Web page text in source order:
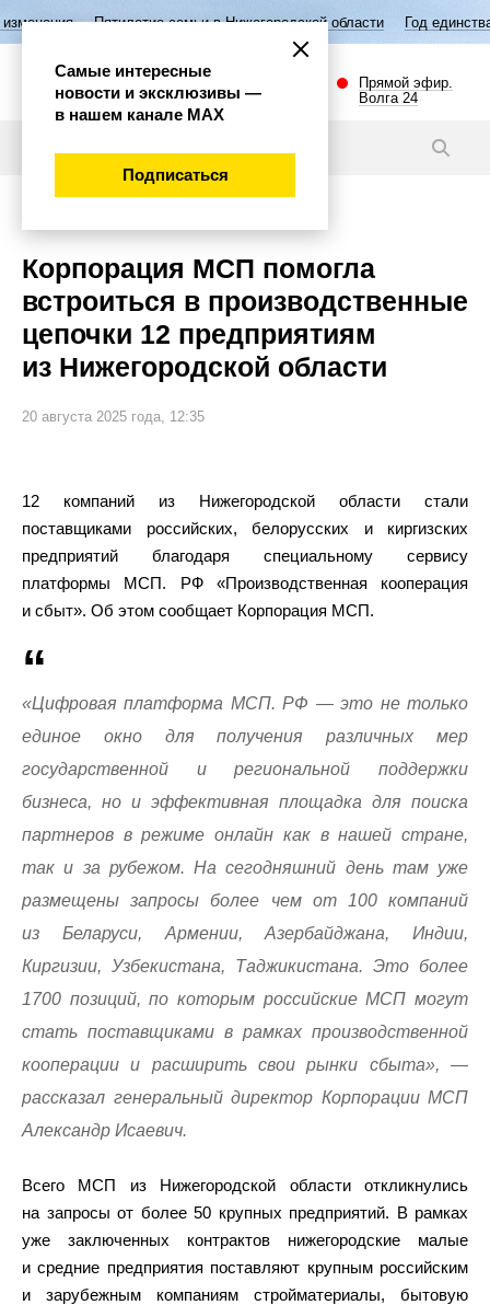
Пятилетие семьи в Нижегородской области Год единства народов
Прямой эфир.
Волга 24
Корпорация МСП помогла
встроиться в производственные
цепочки 12 предприятиям
из Нижегородской области
20 августа 2025 года, 12:35
12 компаний из Нижегородской области стали
поставщиками российских, белорусских и киргизских
предприятий благодаря специальному сервису
платформы МСП. РФ «Производственная кооперация
и сбыт». Об этом сообщает Корпорация МСП.
«Цифровая платформа МСП. РФ — это не только
единое окно для получения различных мер
государственной и региональной поддержки
бизнеса, но и эффективная площадка для поиска
партнеров в режиме онлайн как в нашей стране,
так и за рубежом. На сегодняшний день там уже
размещены запросы более чем от 100 компаний
из Беларуси, Армении, Азербайджана, Индии,
Киргизии, Узбекистана, Таджикистана. Это более
1700 позиций, по которым российские МСП могут
стать поставщиками в рамках производственной
кооперации и расширить свои рынки сбыта», —
рассказал генеральный директор Корпорации МСП
Александр Исаевич.
Всего МСП из Нижегородской области откликнулись
на запросы от более 50 крупных предприятий. В рамках
уже заключенных контрактов нижегородские малые
и средние предприятия поставляют крупным российским
и зарубежным компаниям стройматериалы, бытовую
Самые интересные
новости и эксклюзивы —
в нашем канале МАХ
Подписаться